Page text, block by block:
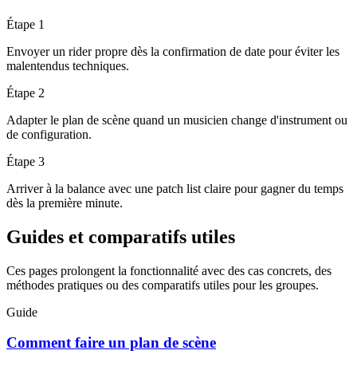
Étape 1
Envoyer un rider propre dès la confirmation de date pour éviter les
malentendus techniques.
Étape 2
Adapter le plan de scène quand un musicien change d'instrument ou
de configuration.
Étape 3
Arriver à la balance avec une patch list claire pour gagner du temps
dès la première minute.
Guides et comparatifs utiles
Ces pages prolongent la fonctionnalité avec des cas concrets, des
méthodes pratiques ou des comparatifs utiles pour les groupes.
Guide
Comment faire un plan de scène